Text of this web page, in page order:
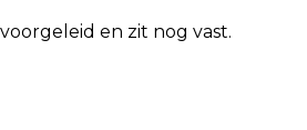
en zit nog vast.